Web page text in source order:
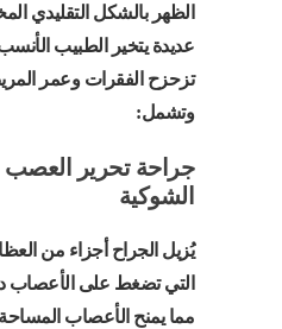
الظهر بالشكل التقليدي
عديدة يتخير الطبيب
تزحزح الفقرات وعمر
وتشمل:
جراحة تحرير العصب
الشوكية
يُزيل الجراح أجزاء من
التي تضغط على الأعصاب
مما يمنح الأعصاب